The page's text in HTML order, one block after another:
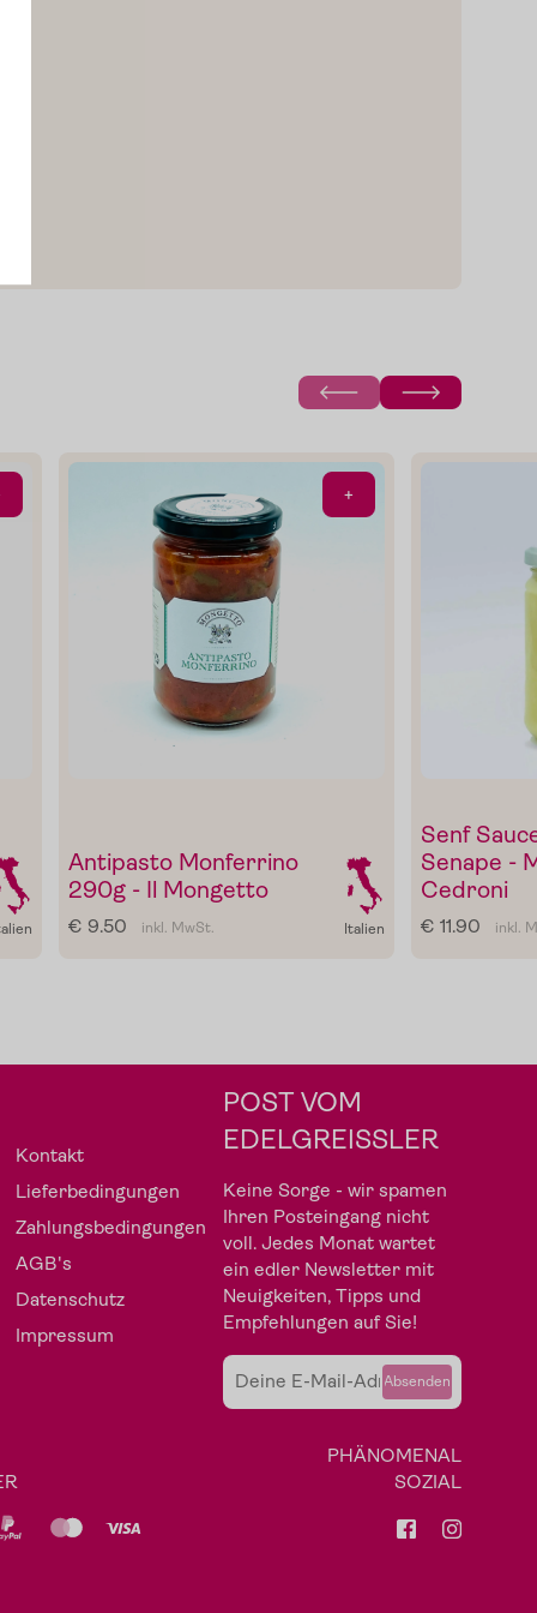
Fleisch Angebote
+
Antipasto Monferrino
290g - Il Mongetto
€ 9.50 inkl. MwSt. Italien
Senf
Senape -
Cedroni
€ 11.90 inkl.
Kontakt
Lieferbedingungen
Zahlungsbedingungen
AGB's
Datenschutz
Impressum
POST VOM
EDELGREISSLER
Keine Sorge - wir spamen
Ihren Posteingang nicht
voll. Jedes Monat wartet
ein edler Newsletter mit
Neuigkeiten, Tipps und
Empfehlungen auf Sie!
Absenden
PHÄNOMENAL
SOZIAL